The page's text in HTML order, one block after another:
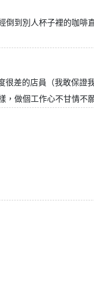
倒到別人杯子裡的咖啡
很差的店員（我敢保證
做個工作心不甘情不